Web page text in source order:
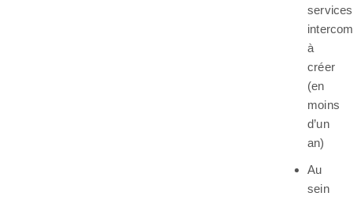
services
à
créer
(en
moins
d’un
an)
Au
sein